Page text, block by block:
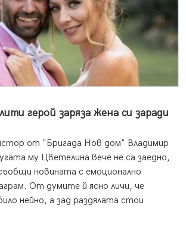
герой заряза жена си заради
от "Бригада Нов дом" Владимир
му Цветелина вече не са заедно,
новината с емоционално
От думите й ясно личи, че
нейно, а зад раздялата стои